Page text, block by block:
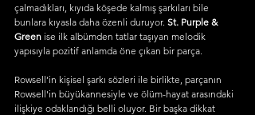
çalmadıkları, kıyıda köşede kalmış şarkıları bile
bunlara kıyasla daha özenli duruyor. St. Purple &
Green ise ilk albümden tatlar taşıyan melodik
yapısıyla pozitif anlamda öne çıkan bir parça.
Rowsell’in kişisel şarkı sözleri ile birlikte, parçanın
Rowsell'in büyükannesiyle ve ölüm-hayat arasındaki
ilişkiye odaklandığı belli oluyor. Bir başka dikkat